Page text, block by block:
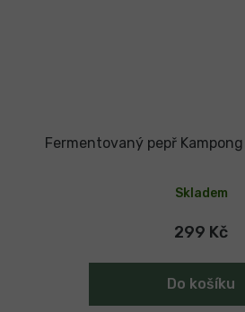
Fermentovaný pepř
hodnocení
produktu
5,0
Skladem
299 Kč
Do košíku